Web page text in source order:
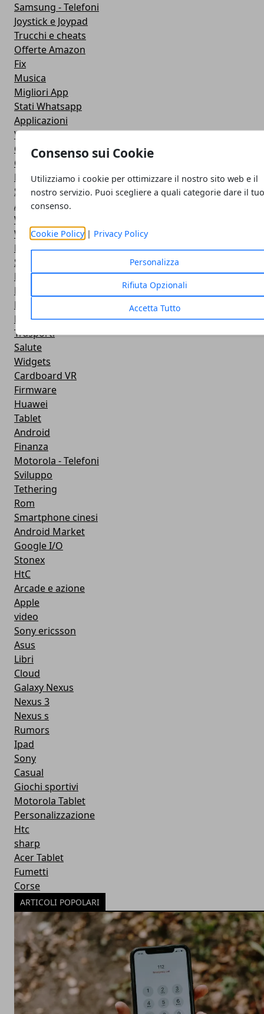
Consenso sui Cookie
Utilizziamo i cookie per ottimizzare il nostro sito web e il
nostro servizio. Puoi scegliere a quali categorie dare il
consenso.
Cookie Policy | Privacy Policy
Personalizza
Rifiuta Opzionali
Accetta Tutto
Samsung - Telefoni
Joystick e Joypad
Trucchi e cheats
Offerte Amazon
Fix
Musica
Migliori App
Stati Whatsapp
Applicazioni
Viaggi
Galaxy Note 5
Google Play
Fotografia
Stile di vita
Antivirus
Widget Orologio
Widget Meteo
Ricezione WiFi
Sport
Meteo
Rooting
Emulazione
Lg - Telefoni
Trasporti
Salute
Widgets
Cardboard VR
Firmware
Huawei
Tablet
Android
Finanza
Motorola - Telefoni
Sviluppo
Tethering
Rom
Smartphone cinesi
Android Market
Google I/O
Stonex
HtC
Arcade e azione
Apple
video
Sony ericsson
Asus
Libri
Cloud
Galaxy Nexus
Nexus 3
Nexus s
Rumors
Ipad
Sony
Casual
Giochi sportivi
Motorola Tablet
Personalizzazione
Htc
sharp
Acer Tablet
Fumetti
Corse
ARTICOLI POPOLARI